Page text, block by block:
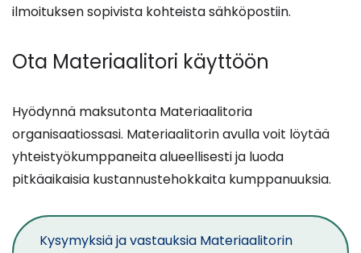
ilmoituksen sopivista kohteista sähköpostiin.
Ota Materiaalitori käyttöön
Hyödynnä maksutonta Materiaalitoria
organisaatiossasi. Materiaalitorin avulla voit löytää
yhteistyökumppaneita alueellisesti ja luoda
pitkäaikaisia kustannustehokkaita kumppanuuksia.
Kysymyksiä ja vastauksia Materiaalitorin